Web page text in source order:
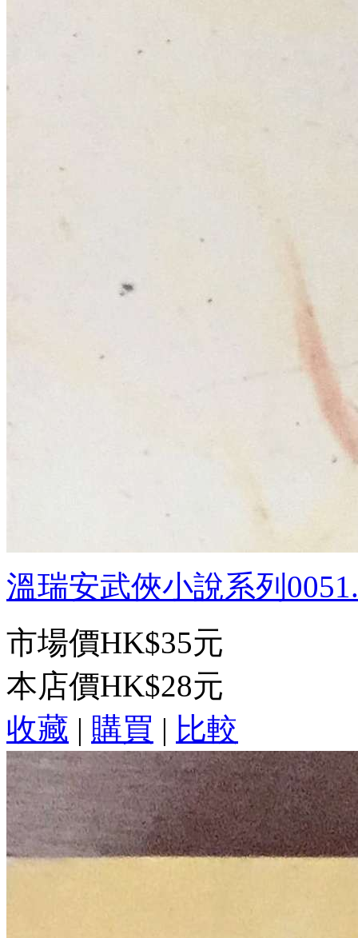
溫瑞安武俠小說系列
市場價HK$35元
本店價HK$28元
收藏 | 購買 | 比較